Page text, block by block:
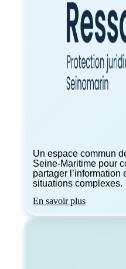
Un espace commun
Seine-Maritime pour
partager
situations complexes.
En savoir plus